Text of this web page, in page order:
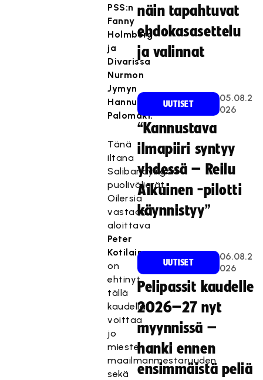
PSS:n
Fanny
Holmberg
ja
Divarissa
Nurmon
Jymyn
Hannu
Palomäki.
Tänä
iltana
Salibandyliigan
puolivälierät
Oilersia
vastaan
aloittava
Peter
Kotilainen
on
ehtinyt
tällä
kaudella
voittaa
jo
miesten
maailmanmestaruuden
sekä
näin tapahtuvat
ehdokasasettelu
ja valinnat
UUTISET
05.08.2
026
“Kannustava
ilmapiiri syntyy
yhdessä – Reilu
Aikuinen -pilotti
käynnistyy”
UUTISET
06.08.2
026
Pelipassit kaudelle
2026–27 nyt
myynnissä –
hanki ennen
ensimmäistä peliä